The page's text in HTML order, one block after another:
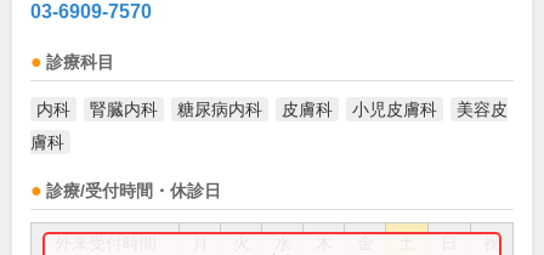
03-6909-7570
診療科目
内科 腎臓内科 糖尿病内科 皮膚科 小児皮膚科
美容皮
膚科
診療/受付時間・休診日
祝